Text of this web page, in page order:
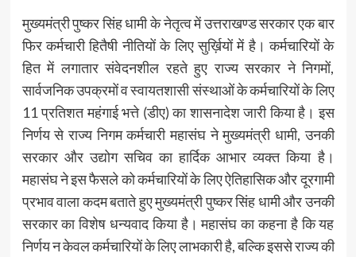
मुख्यमंत्री पुष्कर सिंह धामी के नेतृत्व में उत्तराखण्ड सरकार एक बार
फिर कर्मचारी हितैषी नीतियों के लिए सुर्ख़ियों में है। कर्मचारियों के
हित में लगातार संवेदनशील रहते हुए राज्य सरकार ने निगमों,
सार्वजनिक उपक्रमों व स्वायतशासी संस्थाओं के कर्मचारियों के लिए
11 प्रतिशत महंगाई भत्ते (डीए) का शासनादेश जारी किया है। इस
निर्णय से राज्य निगम कर्मचारी महासंघ ने मुख्यमंत्री धामी, उनकी
सरकार और उद्योग सचिव का हार्दिक आभार व्यक्त किया है।
महासंघ ने इस फैसले को कर्मचारियों के लिए ऐतिहासिक और दूरगामी
प्रभाव वाला कदम बताते हुए मुख्यमंत्री पुष्कर सिंह धामी और उनकी
सरकार का विशेष धन्यवाद किया है। महासंघ का कहना है कि यह
निर्णय न केवल कर्मचारियों के लिए लाभकारी है, बल्कि इससे राज्य की